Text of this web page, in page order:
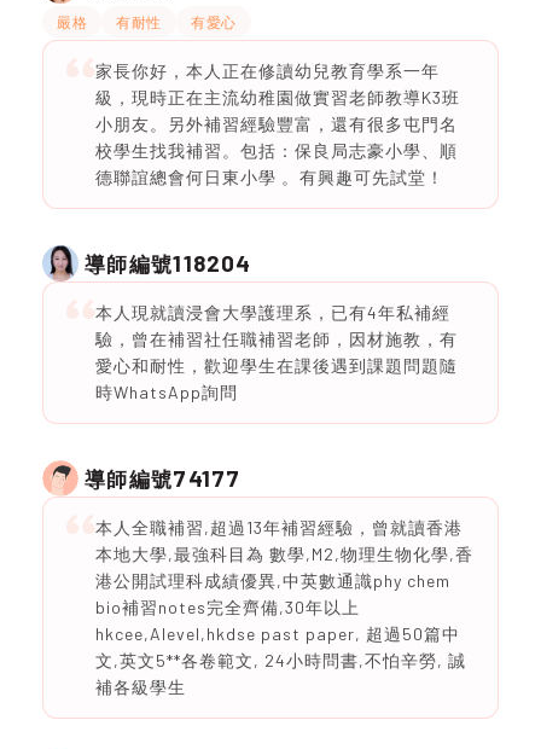
嚴格 有耐性 有愛心
家長你好，本人正在修讀幼兒教育學系一年
級，現時正在主流幼稚園做實習老師教導K3班
小朋友。另外補習經驗豐富，還有很多屯門名
校學生找我補習。包括：保良局志豪小學、順
德聯誼總會何日東小學 。有興趣可先試堂！
導師編號118204
本人現就讀浸會大學護理系，已有4年私補經
驗，曾在補習社任職補習老師，因材施教，有
愛心和耐性，歡迎學生在課後遇到課題問題隨
時WhatsApp詢問
導師編號74177
本人全職補習,超過13年補習經驗，曾就讀香港
本地大學,最強科目為 數學,M2,物理生物化學,香
港公開試理科成績優異,中英數通識phy chem
bio補習notes完全齊備,30年以上
hkcee,Alevel,hkdse past paper, 超過50篇中
文,英文5**各卷範文, 24小時問書,不怕辛勞, 誠
補各級學生